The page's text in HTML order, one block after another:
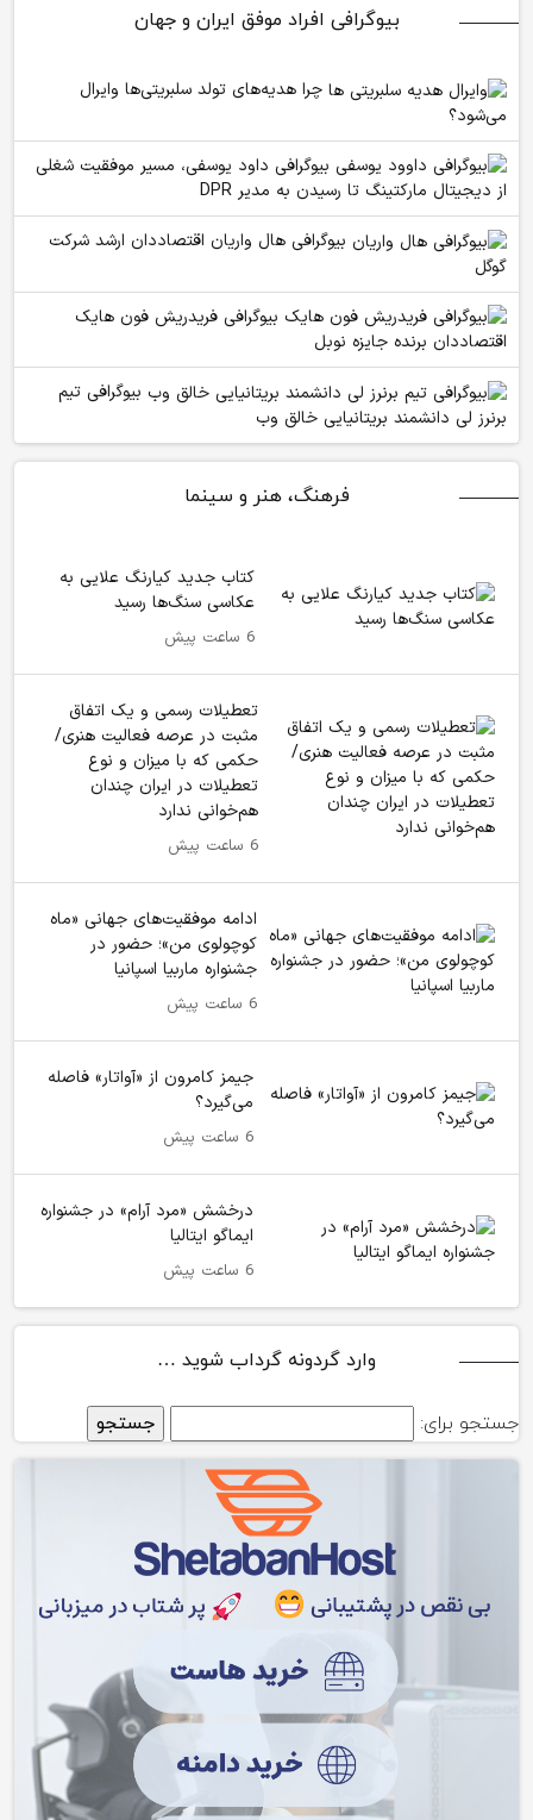
بیوگرافی افراد موفق ایران و جهان
چرا هدیه‌های تولد سلبریتی‌ها وایرال
می‌شود؟
بیوگرافی داود یوسفی، مسیر موفقیت شغلی
از دیجیتال مارکتینگ تا رسیدن به مدیر DPR
بیوگرافی هال واریان اقتصاددان ارشد شرکت
گوگل
بیوگرافی فریدریش فون هایک
اقتصاددان برنده جایزه نوبل
بیوگرافی تیم
برنرز لی دانشمند بریتانیایی خالق وب
فرهنگ، هنر و سینما
کتاب جدید کیارنگ علایی به
عکاسی سنگ‌ها رسید
6 ساعت پیش
تعطیلات رسمی و یک اتفاق
مثبت در عرصه فعالیت هنری/
حکمی که با میزان و نوع
تعطیلات در ایران چندان
هم‌خوانی ندارد
6 ساعت پیش
ادامه موفقیت‌های جهانی «ماه
کوچولوی من»؛ حضور در
جشنواره ماربیا اسپانیا
6 ساعت پیش
جیمز کامرون از «آواتار» فاصله
می‌گیرد؟
6 ساعت پیش
درخشش «مرد آرام» در جشنواره
ایماگو ایتالیا
6 ساعت پیش
وارد گردونه گرداب شوید …
جستجو برای: